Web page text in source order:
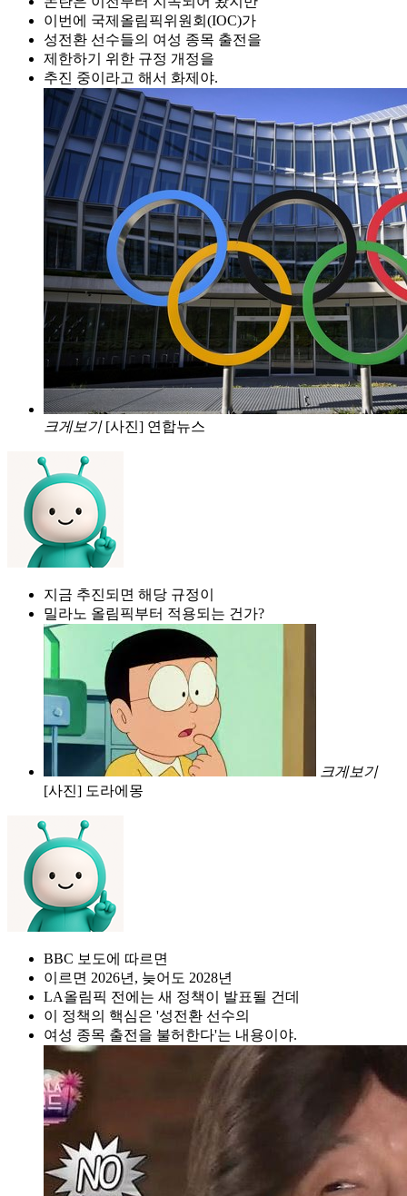
이번에 국제올림픽위원회(IOC)가
성전환 선수들의 여성 종목 출전을
제한하기 위한 규정 개정을
추진 중이라고 해서 화제야.
크게보기 [사진] 연합뉴스
지금 추진되면 해당 규정이
밀라노 올림픽부터 적용되는 건가?
크게보기
[사진] 도라에몽
BBC 보도에 따르면
이르면 2026년, 늦어도 2028년
LA올림픽 전에는 새 정책이 발표될 건데
이 정책의 핵심은 '성전환 선수의
여성 종목 출전을 불허한다'는 내용이야.